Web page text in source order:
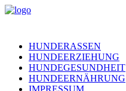
HUNDERASSEN
HUNDEERZIEHUNG
HUNDEGESUNDHEIT
HUNDEERNÄHRUNG
IMPRESSUM